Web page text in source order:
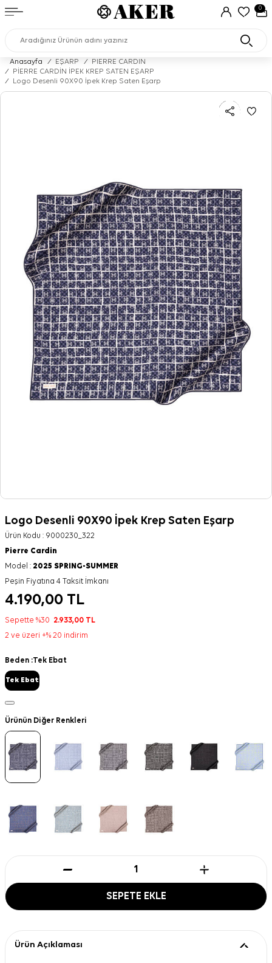
0
Anasayfa / EŞARP /
PIERRE CARDIN
/
PİERRE CARDİN İPEK KREP SATEN EŞARP
/
Logo Desenli 90X90 İpek Krep Saten Eşarp
Logo Desenli 90X90 İpek Krep Saten Eşarp
Ürün Kodu : 9000230_322
Pierre Cardin
Model : 2025 SPRING-SUMMER
Peşin Fiyatına 4 Taksit İmkanı
4.190,00 TL
Sepette %30 2.933,00 TL
2 ve üzeri +% 20 indirim
Beden :Tek Ebat
Tek Ebat
Ürünün Diğer Renkleri
SEPETE EKLE
Ürün Açıklaması